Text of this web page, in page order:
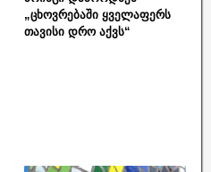
„ცხოვრებაში ყველაფერს
თავისი დრო აქვს“